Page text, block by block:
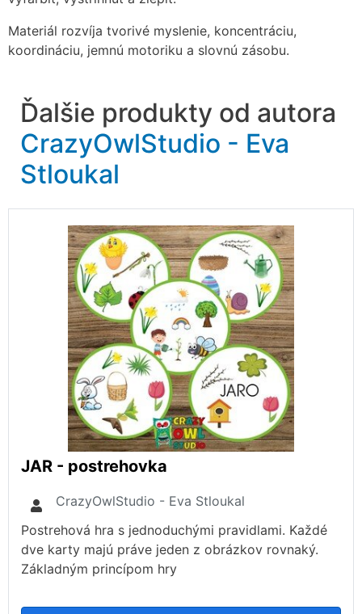
Materiál rozvíja tvorivé myslenie, koncentráciu,
koordináciu, jemnú motoriku a slovnú zásobu.
Ďalšie produkty od autora
CrazyOwlStudio - Eva
Stloukal
JAR - postrehovka
CrazyOwlStudio - Eva Stloukal
Postrehová hra s jednoduchými pravidlami. Každé
dve karty majú práve jeden z obrázkov rovnaký.
Základným princípom hry